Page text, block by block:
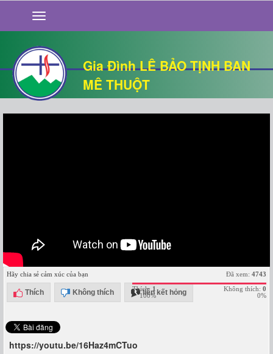
Gia Đình LÊ BẢO TỊNH BAN
MÊ THUỘT
GIỚI THIỆU
TIN TỨC
SỐNG ĐẠO
CHUYỆN NHÀ
QUÁN VĂN
Hãy chia sẻ cảm xúc của bạn
Thích Không thích liên kết hỏng
Đã xem: 4743
Thích: 1
100%
Không thích: 0
0%
https://youtu.be/16Haz4mCTuo